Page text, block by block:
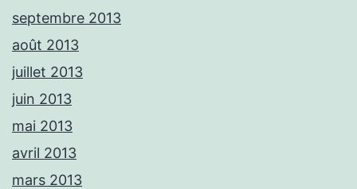
septembre 2013
août 2013
juillet 2013
juin 2013
mai 2013
avril 2013
mars 2013